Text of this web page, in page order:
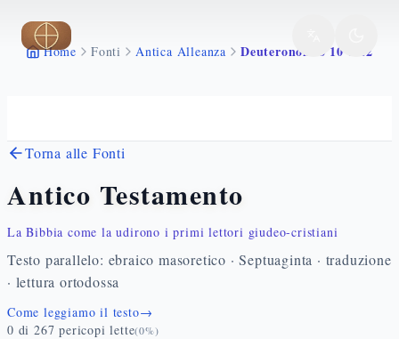
Vai al contenuto principale
Home Fonti Antica Alleanza Deuteronomio 10 1 22
Torna alle Fonti
Antico Testamento
La Bibbia come la udirono i primi lettori giudeo-cristiani
Testo parallelo: ebraico masoretico · Septuaginta · traduzione
· lettura ortodossa
Come leggiamo il testo→
0 di 267 pericopi lette(0%)